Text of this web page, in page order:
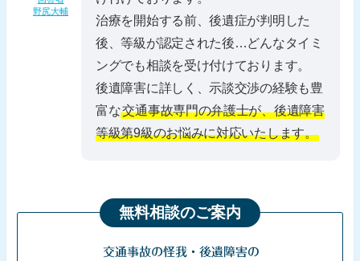
野尻大輔
治療を開始する前、後遺症が判明した
後、等級が認定された後…どんなタイミ
ングでも相談を受け付けております。
後遺障害に詳しく、示談交渉の経験も豊
富な交通事故専門の弁護士が、後遺障害
等級第9級のお悩みに対応いたします。
無料相談のご案内
交通事故の怪我・後遺障害の